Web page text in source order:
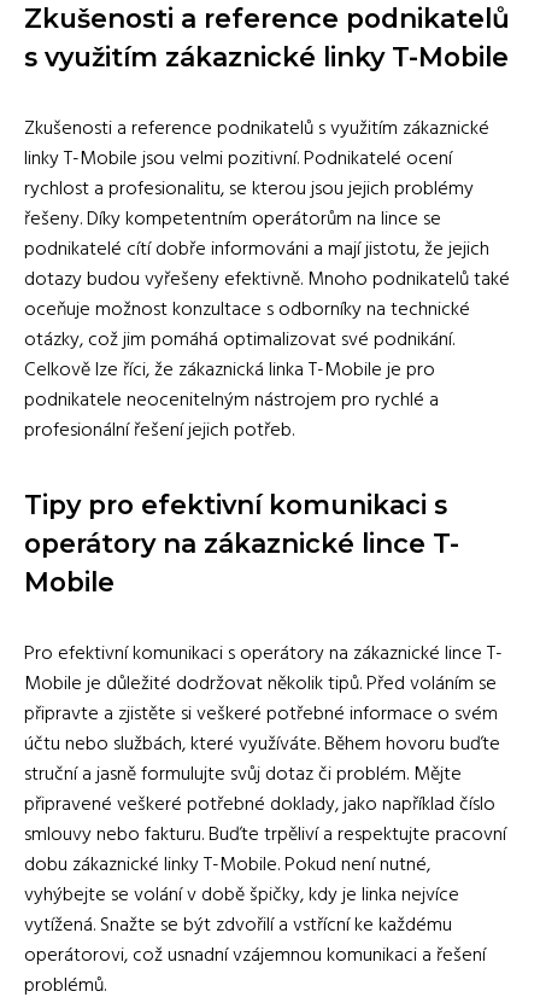
Zkušenosti a reference podnikatelů
s využitím zákaznické linky T-Mobile
Zkušenosti a reference podnikatelů s využitím zákaznické
linky T-Mobile jsou velmi pozitivní. Podnikatelé ocení
rychlost a profesionalitu, se kterou jsou jejich problémy
řešeny. Díky kompetentním operátorům na lince se
podnikatelé cítí dobře informováni a mají jistotu, že jejich
dotazy budou vyřešeny efektivně. Mnoho podnikatelů také
oceňuje možnost konzultace s odborníky na technické
otázky, což jim pomáhá optimalizovat své podnikání.
Celkově lze říci, že zákaznická linka T-Mobile je pro
podnikatele neocenitelným nástrojem pro rychlé a
profesionální řešení jejich potřeb.
Tipy pro efektivní komunikaci s
operátory na zákaznické lince T-
Mobile
Pro efektivní komunikaci s operátory na zákaznické lince T-
Mobile je důležité dodržovat několik tipů. Před voláním se
připravte a zjistěte si veškeré potřebné informace o svém
účtu nebo službách, které využíváte. Během hovoru buďte
struční a jasně formulujte svůj dotaz či problém. Mějte
připravené veškeré potřebné doklady, jako například číslo
smlouvy nebo fakturu. Buďte trpěliví a respektujte pracovní
dobu zákaznické linky T-Mobile. Pokud není nutné,
vyhýbejte se volání v době špičky, kdy je linka nejvíce
vytížená. Snažte se být zdvořilí a vstřícní ke každému
operátorovi, což usnadní vzájemnou komunikaci a řešení
problémů.